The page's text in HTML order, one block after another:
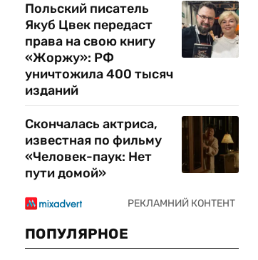
Польский писатель
Якуб Цвек передаст
права на свою книгу
«Жоржу»: РФ
уничтожила 400 тысяч
изданий
Скончалась актриса,
известная по фильму
«Человек-паук: Нет
пути домой»
ПОПУЛЯРНОЕ